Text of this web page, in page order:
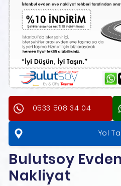
0533 508 34 04
Yol
Bulutsoy
Nakliyat